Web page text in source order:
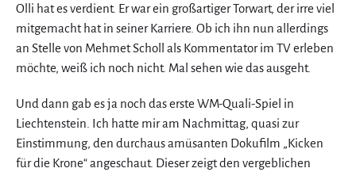
Olli hat es verdient. Er war ein großartiger Torwart, der irre viel
mitgemacht hat in seiner Karriere. Ob ich ihn nun allerdings
an Stelle von Mehmet Scholl als Kommentator im TV erleben
möchte, weiß ich noch nicht. Mal sehen wie das ausgeht.
Und dann gab es ja noch das erste WM-Quali-Spiel in
Liechtenstein. Ich hatte mir am Nachmittag, quasi zur
Einstimmung, den durchaus amüsanten Dokufilm „Kicken
für die Krone“ angeschaut. Dieser zeigt den vergeblichen